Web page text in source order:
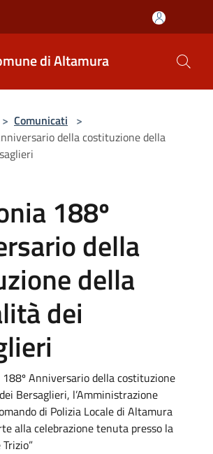
di Altamura
> Comunicati >
della costituzione della
188º
della
della
dei
188º Anniversario della costituzione
Bersaglieri, l’Amministrazione
di Polizia Locale di Altamura
alla celebrazione tenuta presso la